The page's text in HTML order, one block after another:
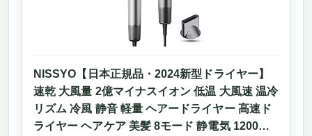
NISSYO【日本正規品・2024新型ドライヤー】
速乾 大風量 2億マイナスイオン 低温 大風速 温冷
リズム 冷風 静音 軽量 ヘアードライヤー 高速ド
ライヤー ヘアケア 美髪 8モード 静電気 1200W